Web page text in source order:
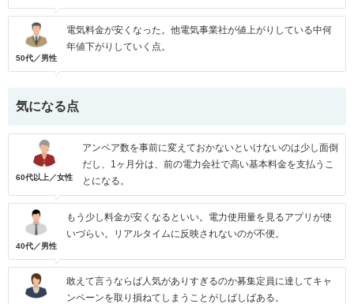
50代／男性
電気料金が安くなった。他電気事業社が値上がりしている中何
年値下がりしていく点。
気になる点
60代以上／女性
アンペア数を事前に変えておかないといけないのは少し面倒
だし、1ヶ月分は、前の電力会社で高い基本料金を支払うこ
とになる。
40代／男性
もう少し料金が安くなるといい。電力使用量を見るアプリが使
いづらい。リアルタイムに反映されないのが不便。
敢えて言うならば人気がありすぎるのか募集定員に達してキャ
ンペーンを取り損ねてしまうことがしばしばある。